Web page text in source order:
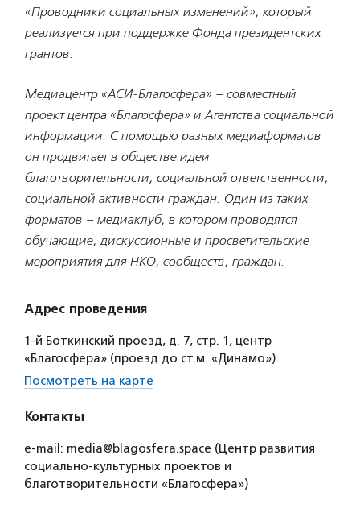
«Проводники социальных изменений», который
реализуется при поддержке Фонда президентских
грантов.
Медиацентр «АСИ-Благосфера» –совместный
проект центра «Благосфера» и Агентства социальной
информации. С помощью разных медиаформатов
он продвигает в обществе идеи
благотворительности, социальной ответственности,
социальной активности граждан. Один из таких
форматов – медиаклуб, в котором проводятся
обучающие, дискуссионные и просветительские
мероприятия для НКО, сообществ, граждан.
Адрес проведения
1-й Боткинский проезд, д. 7, стр. 1, центр
«Благосфера» (проезд до ст.м. «Динамо»)
Посмотреть на карте
Контакты
e-mail: media@blagosfera.space (Центр развития
социально-культурных проектов и
благотворительности «Благосфера»)